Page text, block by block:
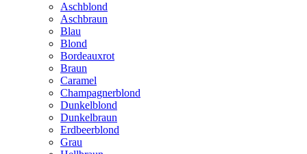
Aschblond
Aschbraun
Blau
Blond
Bordeauxrot
Braun
Caramel
Champagnerblond
Dunkelblond
Dunkelbraun
Erdbeerblond
Grau